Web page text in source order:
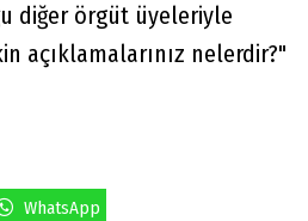
diğer örgüt üyeleriyle
açıklamalarınız nelerdir?"
WhatsApp